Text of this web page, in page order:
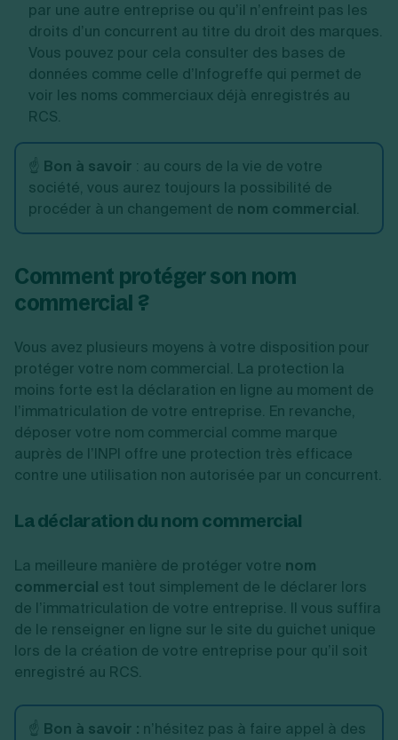
par une autre entreprise ou qu’il n’enfreint pas les
droits d’un concurrent au titre du droit des marques.
Vous pouvez pour cela consulter des bases de
données comme celle d’Infogreffe qui permet de
voir les noms commerciaux déjà enregistrés au
RCS.
☝️ Bon à savoir : au cours de la vie de votre
société, vous aurez toujours la possibilité de
procéder à un changement de nom commercial.
Comment protéger son nom
commercial ?
Vous avez plusieurs moyens à votre disposition pour
protéger votre nom commercial. La protection la
moins forte est la déclaration en ligne au moment de
l’immatriculation de votre entreprise. En revanche,
déposer votre nom commercial comme marque
auprès de l’INPI offre une protection très efficace
contre une utilisation non autorisée par un concurrent.
La déclaration du nom commercial
La meilleure manière de protéger votre nom
commercial est tout simplement de le déclarer lors
de l’immatriculation de votre entreprise. Il vous suffira
de le renseigner en ligne sur le site du guichet unique
lors de la création de votre entreprise pour qu’il soit
enregistré au RCS.
☝️ Bon à savoir : n’hésitez pas à faire appel à des